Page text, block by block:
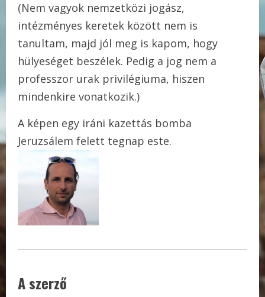
(Nem vagyok nemzetközi jogász,
intézményes keretek között nem is
tanultam, majd jól meg is kapom, hogy
hülyeséget beszélek. Pedig a jog nem a
professzor urak privilégiuma, hiszen
mindenkire vonatkozik.)
A képen egy iráni kazettás bomba
Jeruzsálem felett tegnap este.
A szerző